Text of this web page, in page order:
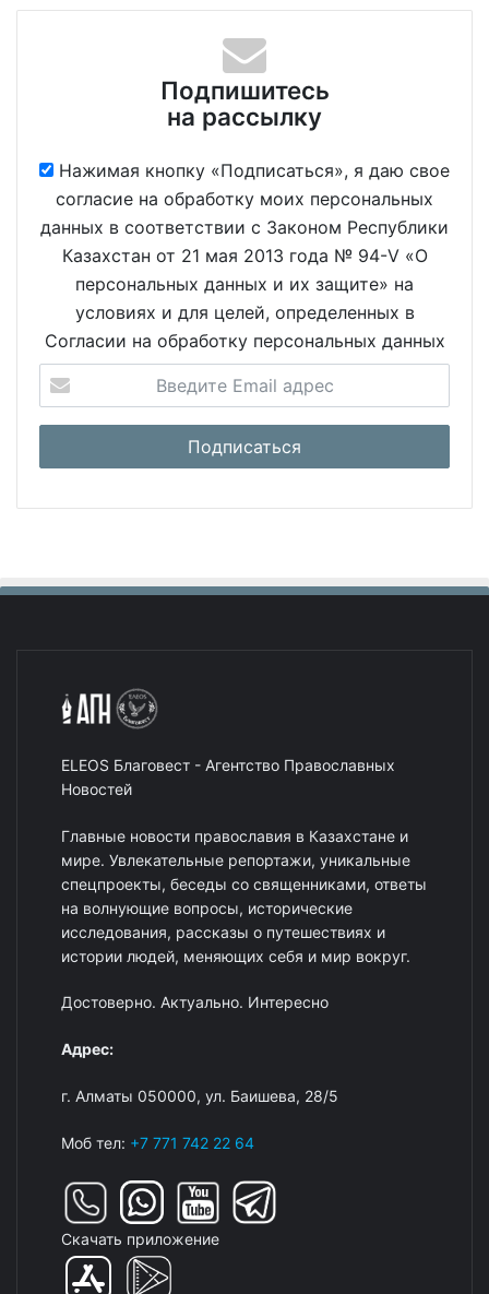
Подпишитесь
на рассылку
Нажимая кнопку «Подписаться», я даю свое
согласие на обработку моих персональных
данных в соответствии с Законом Республики
Казахстан от 21 мая 2013 года № 94-V «О
персональных данных и их защите» на
условиях и для целей, определенных в
Согласии на обработку персональных данных
ELEOS Благовест - Агентство Православных
Новостей
Главные новости православия в Казахстане и
мире. Увлекательные репортажи, уникальные
спецпроекты, беседы со священниками, ответы
на волнующие вопросы, исторические
исследования, рассказы о путешествиях и
истории людей, меняющих себя и мир вокруг.
Достоверно. Актуально. Интересно
Адрес:
г. Алматы 050000, ул. Баишева, 28/5
Моб тел: +7 771 742 22 64
Скачать приложение